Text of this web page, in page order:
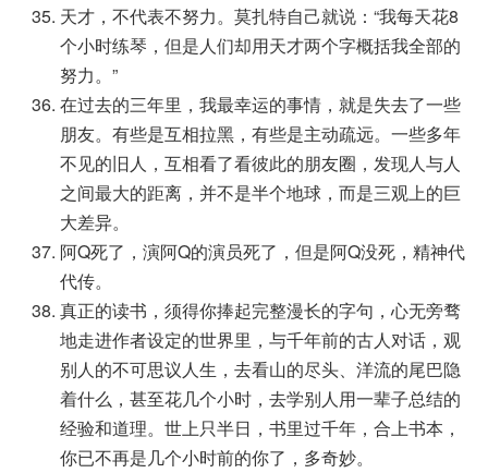
天才，不代表不努力。莫扎特自己就说：“我每天花8
个小时练琴，但是人们却用天才两个字概括我全部的
努力。”
在过去的三年里，我最幸运的事情，就是失去了一些
朋友。有些是互相拉黑，有些是主动疏远。一些多年
不见的旧人，互相看了看彼此的朋友圈，发现人与人
之间最大的距离，并不是半个地球，而是三观上的巨
大差异。
阿Q死了，演阿Q的演员死了，但是阿Q没死，精神代
代传。
真正的读书，须得你捧起完整漫长的字句，心无旁骛
地走进作者设定的世界里，与千年前的古人对话，观
别人的不可思议人生，去看山的尽头、洋流的尾巴隐
着什么，甚至花几个小时，去学别人用一辈子总结的
经验和道理。世上只半日，书里过千年，合上书本，
你已不再是几个小时前的你了，多奇妙。